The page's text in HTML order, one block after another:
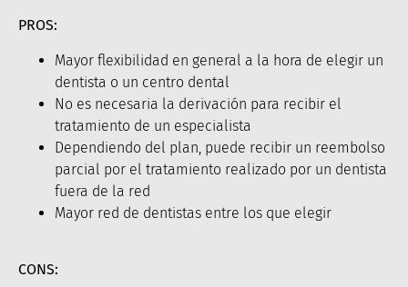
PROS:
Mayor flexibilidad en general a la hora de elegir un
dentista o un centro dental
No es necesaria la derivación para recibir el
tratamiento de un especialista
Dependiendo del plan, puede recibir un reembolso
parcial por el tratamiento realizado por un dentista
fuera de la red
Mayor red de dentistas entre los que elegir
CONS: